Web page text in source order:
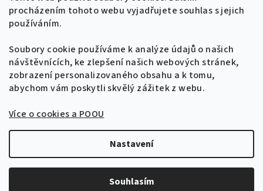
procházením tohoto webu vyjadřujete souhlas s jejich
používáním.
Soubory cookie používáme k analýze údajů o našich
návštěvnících, ke zlepšení našich webových stránek,
zobrazení personalizovaného obsahu a k tomu,
abychom vám poskytli skvělý zážitek z webu.
Více o cookies a POOU
Nastavení
Souhlasím
+420 604 485 792
info@supernoty.cz
V pracovních dnech od 8:00 do 17:00
VISA
🎸 Naladíme tě na nové zpěvníky!
Získej tipy, novinky a 10 % slevuna první
objednávku.
Přihlásit se k odběru
Zásady zpracování osobních údajů